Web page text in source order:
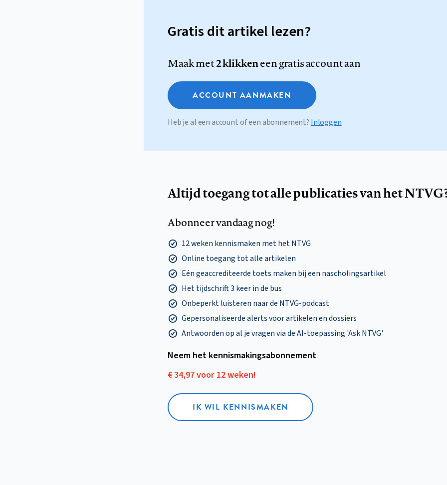
Gratis dit artikel lezen?
Maak met2 klikkeneen gratis account aan
ACCOUNT AANMAKEN
Heb je al een account of een abonnement? Inloggen
Altijd toegang tot alle publicaties van het
Abonneer vandaag nog!
12 weken kennismaken met het NTVG
Online toegang tot alle artikelen
Eén geaccrediteerde toets maken bij een nascholingsartikel
Het tijdschrift 3 keer in de bus
Onbeperkt luisteren naar de NTVG-podcast
Gepersonaliseerde alerts voor artikelen en dossiers
Antwoorden op al je vragen via de AI-toepassing 'Ask NTVG'
Neem het kennismakings­abonnement
€ 34,97 voor 12 weken!
IK WIL KENNISMAKEN